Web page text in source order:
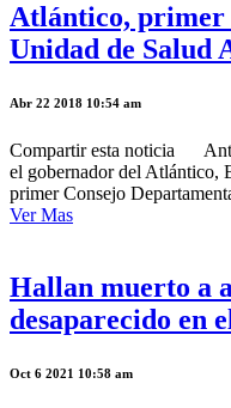
Atlántico, primer
Unidad de Salud
Abr 22 2018 10:54 am
Compartir esta noticia Ante
el gobernador del Atlántico,
primer Consejo
Ver Mas
Hallan muerto a
desaparecido en
Oct 6 2021 10:58 am